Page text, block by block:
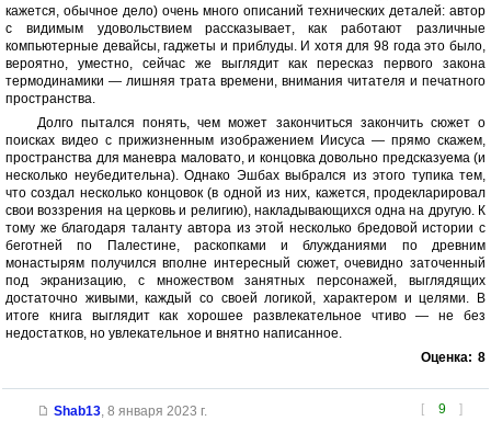
кажется, обычное дело) очень много описаний технических деталей: автор
с видимым удовольствием рассказывает, как работают различные
компьютерные девайсы, гаджеты и приблуды. И хотя для 98 года это было,
вероятно, уместно, сейчас же выглядит как пересказ первого закона
термодинамики — лишняя трата времени, внимания читателя и печатного
пространства.
Долго пытался понять, чем может закончиться закончить сюжет о
поисках видео с прижизненным изображением Иисуса — прямо скажем,
пространства для маневра маловато, и концовка довольно предсказуема (и
несколько неубедительна). Однако Эшбах выбрался из этого тупика тем,
что создал несколько концовок (в одной из них, кажется, продекларировал
свои воззрения на церковь и религию), накладывающихся одна на другую. К
тому же благодаря таланту автора из этой несколько бредовой истории с
беготней по Палестине, раскопками и блужданиями по древним
монастырям получился вполне интересный сюжет, очевидно заточенный
под экранизацию, с множеством занятных персонажей, выглядящих
достаточно живыми, каждый со своей логикой, характером и целями. В
итоге книга выглядит как хорошее развлекательное чтиво — не без
недостатков, но увлекательное и внятно написанное.
Оценка: 8
[ 9 ]
Shab13, 8 января 2023 г.